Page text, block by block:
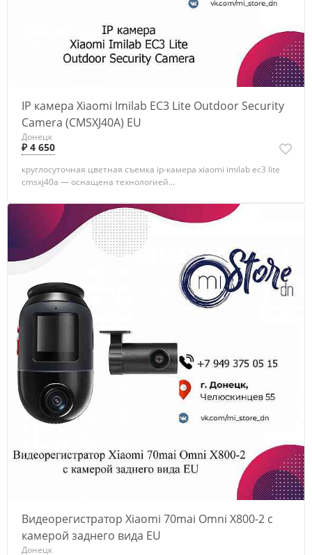
IP камера Xiaomi Imilab EC3 Lite Outdoor Security
Camera (CMSXJ40A) EU
Донецк
₽ 4 650
круглосуточная цветная съемка ip-камера xiaomi imilab ec3 lite
cmsxj40a — оснащена технологией...
Видеорегистратор Xiaomi 70mai Omni X800-2 с
камерой заднего вида EU
Донецк